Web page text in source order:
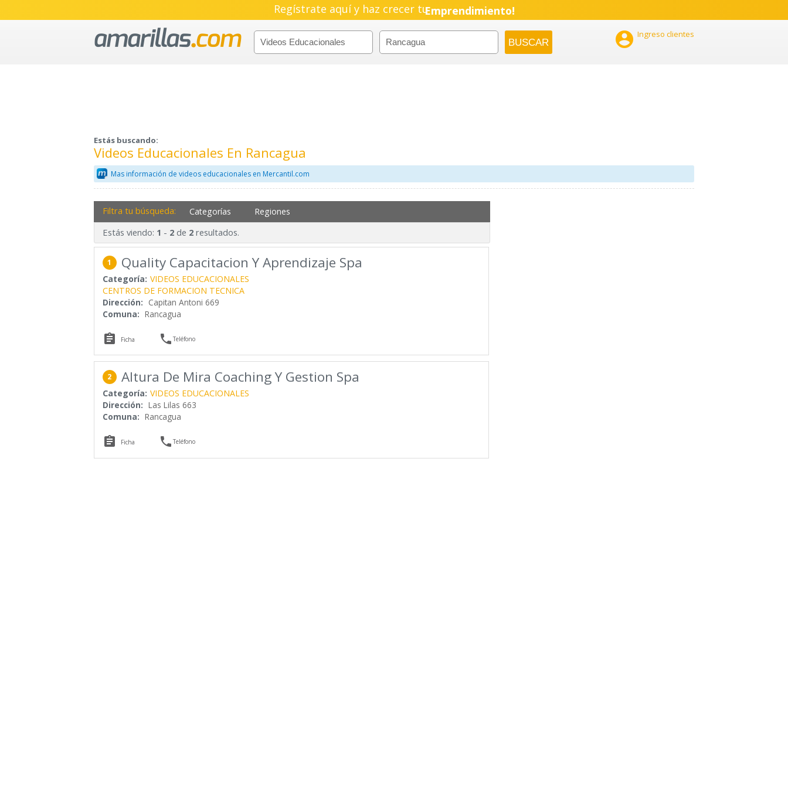
Regístrate aquí y haz crecer tuEmprendimiento!
 Ingreso clientes
Estás buscando:
Videos Educacionales En Rancagua
Mas información de videos educacionales en Mercantil.com
Filtra tu búsqueda: Categorías Regiones
Estás viendo: 1 - 2de 2resultados.
1 Quality Capacitacion Y Aprendizaje Spa
Categoría: VIDEOS EDUCACIONALES
CENTROS DE FORMACION TECNICA
Dirección: Capitan Antoni 669
Comuna: Rancagua
 Ficha Teléfono
2 Altura De Mira Coaching Y Gestion Spa
Categoría: VIDEOS EDUCACIONALES
Dirección: Las Lilas 663
Comuna: Rancagua
 Ficha Teléfono